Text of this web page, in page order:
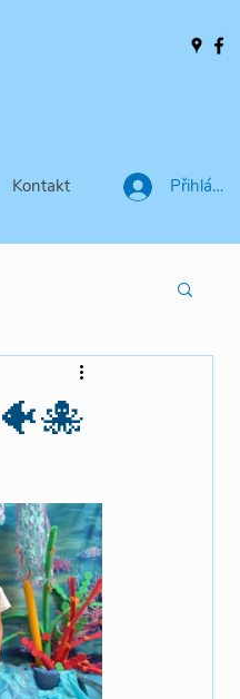
Kontakt Přihlásit se